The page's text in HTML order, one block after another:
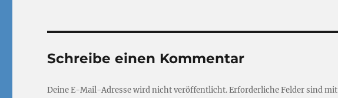
Schreibe einen Kommentar
Deine E-Mail-Adresse wird nicht veröffentlicht.Erforderliche Felder sind mit